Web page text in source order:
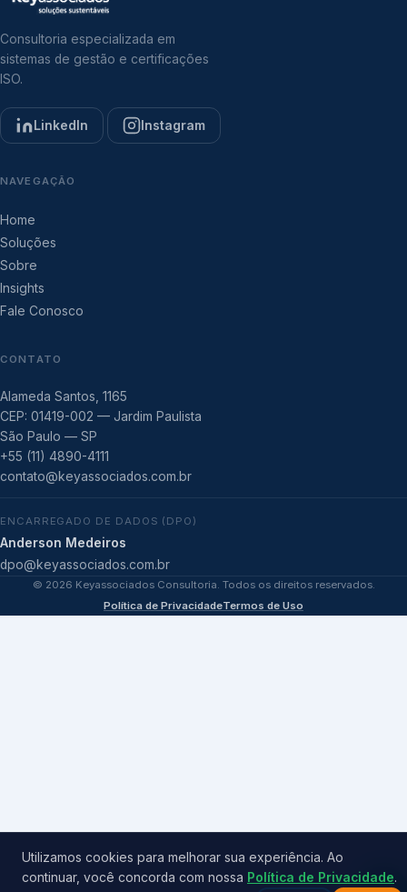
Consultoria especializada em
sistemas de gestão e certificações
ISO.
LinkedIn Instagram
NAVEGAÇÃO
Home
Soluções
Sobre
Insights
Fale Conosco
CONTATO
Alameda Santos, 1165
CEP: 01419-002 — Jardim Paulista
São Paulo — SP
+55 (11) 4890-4111
contato@keyassociados.com.br
ENCARREGADO DE DADOS (DPO)
Anderson Medeiros
dpo@keyassociados.com.br
© 2026 Keyassociados Consultoria. Todos os direitos reservados.
Política de PrivacidadeTermos de Uso
Utilizamos cookies para melhorar sua experiência. Ao
continuar, você concorda com nossa Política de Privacidade.